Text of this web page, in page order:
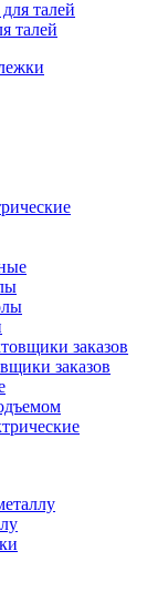
талей
заказов